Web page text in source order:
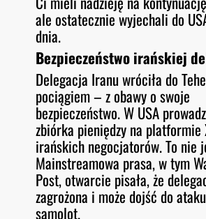
ale ostatecznie wyjechali do
dnia.
Bezpieczeństwo irańskiej
Delegacja Iranu wróciła do
pociągiem – z obawy o swoje
bezpieczeństwo. W USA
zbiórka pieniędzy na platformie
irańskich negocjatorów. To nie
Mainstreamowa prasa, w tym
Post, otwarcie pisała, że
zagrożona i może dojść do
samolot.